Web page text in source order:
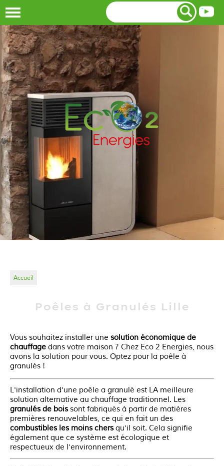
Accueil
Poêles à Granulés Lille
Vous souhaitez installer une solution économique de
chauffage dans votre maison ? Chez Eco 2 Energies, nous
avons la solution pour vous. Optez pour la poêle à
granulés !
L'installation d'une poêle a granulé est LAmeilleure
solution alternative au chauffage traditionnel. Les
granulés de boissont fabriqués à partir de matières
premières renouvelables, ce qui en fait un des
combustibles les moins chersqu'il soit. Cela signifie
également que ce système est écologique et
respectueux de l'environnement.